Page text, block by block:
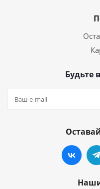
Будьте